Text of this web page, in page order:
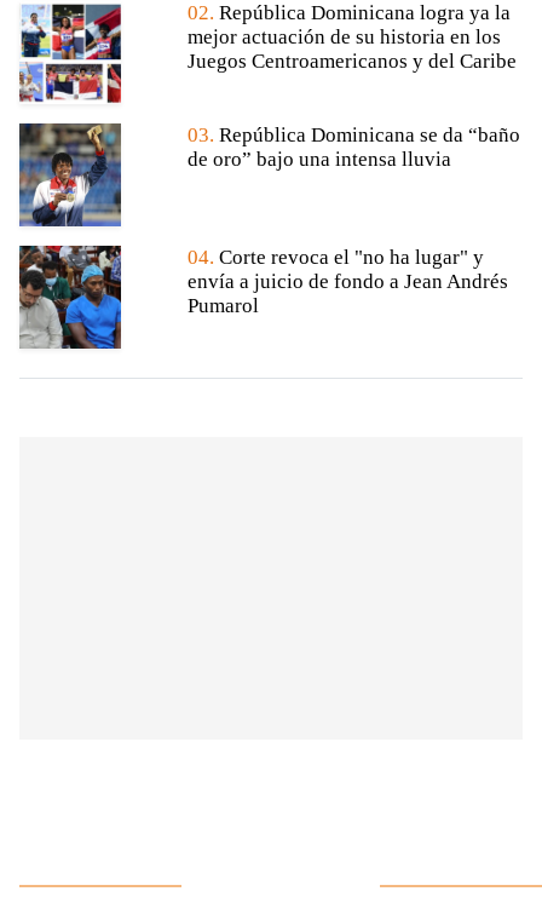
02. República Dominicana logra ya la
mejor actuación de su historia en los
Juegos Centroamericanos y del Caribe
03. República Dominicana se da “baño
de oro” bajo una intensa lluvia
04. Corte revoca el "no ha lugar" y
envía a juicio de fondo a Jean Andrés
Pumarol